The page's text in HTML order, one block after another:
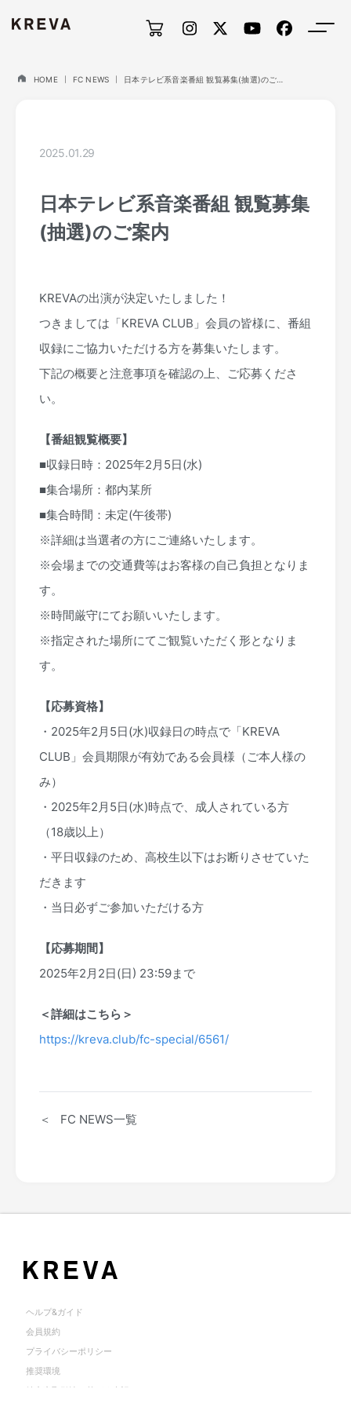
HOME FC NEWS
2025.01.29
日本テレビ系音楽番組 観覧募集
(抽選)のご案内
KREVAの出演が決定いたしました！
つきましては「KREVA CLUB」会員の皆様に、番組
収録にご協力いただける方を募集いたします。
下記の概要と注意事項を確認の上、ご応募くださ
い。
【番組観覧概要】
■収録日時：2025年2月5日(水)
■集合場所：都内某所
■集合時間：未定(午後帯)
※詳細は当選者の方にご連絡いたします。
※会場までの交通費等はお客様の自己負担となりま
す。
※時間厳守にてお願いいたします。
※指定された場所にてご観覧いただく形となりま
す。
【応募資格】
・2025年2月5日(水)収録日の時点で「KREVA
CLUB」会員期限が有効である会員様（ご本人様の
み）
・2025年2月5日(水)時点で、成人されている方
（18歳以上）
・平日収録のため、高校生以下はお断りさせていた
だきます
・当日必ずご参加いただける方
【応募期間】
2025年2月2日(日) 23:59まで
＜詳細はこちら＞
https://kreva.club/fc-special/6561/
＜ FC NEWS一覧
ヘルプ&ガイド
会員規約
プライバシーポリシー
推奨環境
特定商取引法に基づく表記